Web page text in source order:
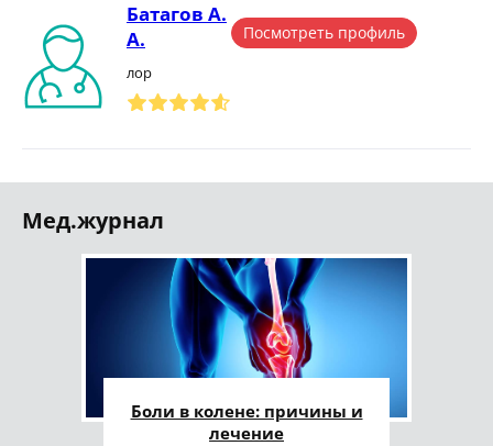
Батагов А.
А.
лор
Посмотреть профиль
Мед.журнал
Боли в колене: причины и
лечение